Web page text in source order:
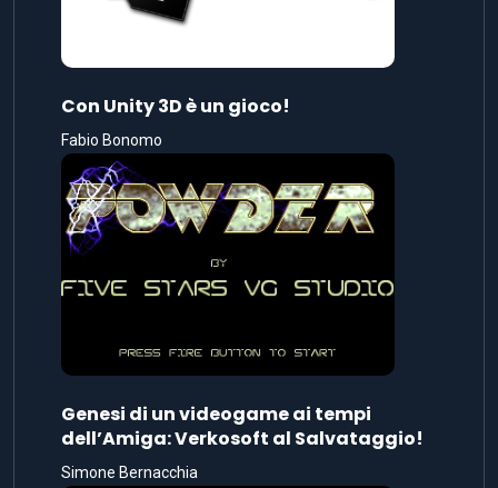
Con Unity 3D è un gioco!
Fabio Bonomo
Genesi di un videogame ai tempi
dell’Amiga: Verkosoft al Salvataggio!
Simone Bernacchia